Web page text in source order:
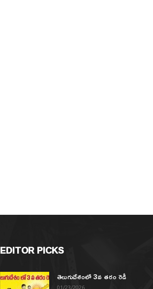
EDITOR PICKS
తెలుగుదేశంలో 3వ తరం రెడీ
01/23/2026